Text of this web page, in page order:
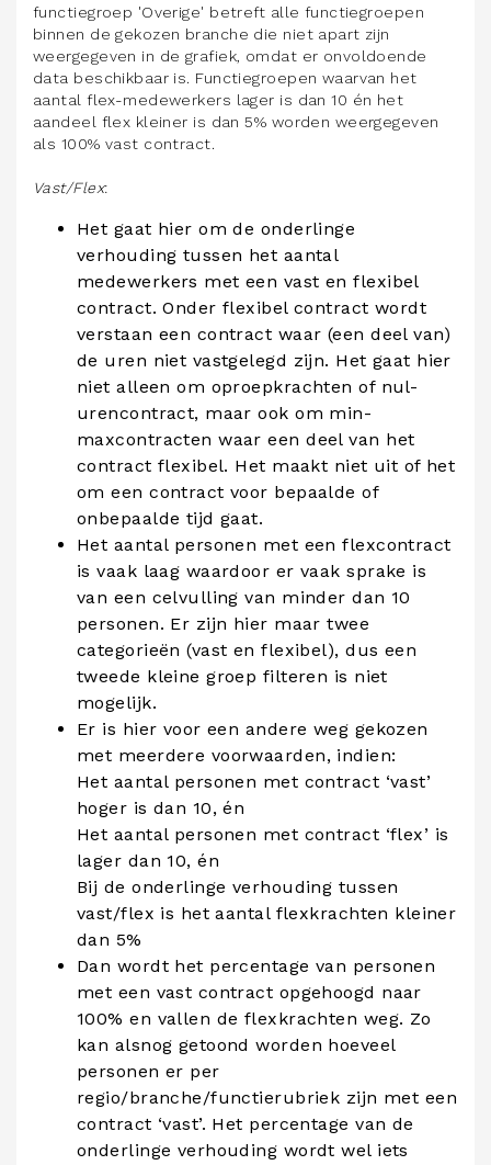
functiegroep 'Overige' betreft alle functiegroepen
binnen de gekozen branche die niet apart zijn
weergegeven in de grafiek, omdat er onvoldoende
data beschikbaar is. Functiegroepen waarvan het
aantal flex-medewerkers lager is dan 10 én het
aandeel flex kleiner is dan 5% worden weergegeven
als 100% vast contract.
Vast/Flex:
Het gaat hier om de onderlinge
verhouding tussen het aantal
medewerkers met een vast en flexibel
contract. Onder flexibel contract wordt
verstaan een contract waar (een deel van)
de uren niet vastgelegd zijn. Het gaat hier
niet alleen om oproepkrachten of nul­-
urencontract, maar ook om min-
maxcontracten waar een deel van het
contract flexibel. Het maakt niet uit of het
om een contract voor bepaalde of
onbepaalde tijd gaat.
Het aantal personen met een flexcontract
is vaak laag waardoor er vaak sprake is
van een celvulling van minder dan 10
personen. Er zijn hier maar twee
categorieën (vast en flexibel), dus een
tweede kleine groep filteren is niet
mogelijk.
Er is hier voor een andere weg gekozen
met meerdere voorwaarden, indien:
Het aantal personen met contract ‘vast’
hoger is dan 10, én
Het aantal personen met contract ‘flex’ is
lager dan 10, én
Bij de onderlinge verhouding tussen
vast/flex is het aantal flexkrachten kleiner
dan 5%
Dan wordt het percentage van personen
met een vast contract opgehoogd naar
100% en vallen de flexkrachten weg. Zo
kan alsnog getoond worden hoeveel
personen er per
regio/branche/functierubriek zijn met een
contract ‘vast’. Het percentage van de
onderlinge verhouding wordt wel iets